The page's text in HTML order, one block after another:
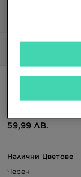
30,67 €
59,99 ЛВ.
Налични Цветове
Черен